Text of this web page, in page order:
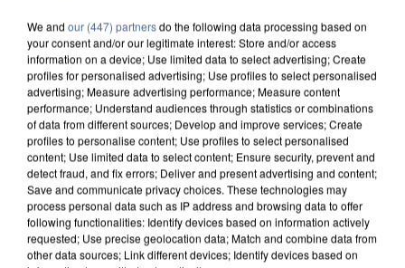
UN SECOND CADRE DE LA DZ MAFIA
INTERPELLÉ EN ALGÉRIE
We and our (447) partnersdo the following data processing based on
your consent and/or our legitimate interest: Store and/or access
information on a device; Use limited data to select advertising; Create
profiles for personalised advertising; Use profiles to select personalised
advertising; Measure advertising performance; Measure content
performance; Understand audiences through statistics or combinations
of data from different sources; Develop and improve services; Create
profiles to personalise content; Use profiles to select personalised
content; Use limited data to select content; Ensure security, prevent and
detect fraud, and fix errors; Deliver and present advertising and content;
Save and communicate privacy choices. These technologies may
process personal data such as IP address and browsing data to offer
following functionalities: Identify devices based on information actively
requested; Use precise geolocation data; Match and combine data from
other data sources; Link different devices; Identify devices based on